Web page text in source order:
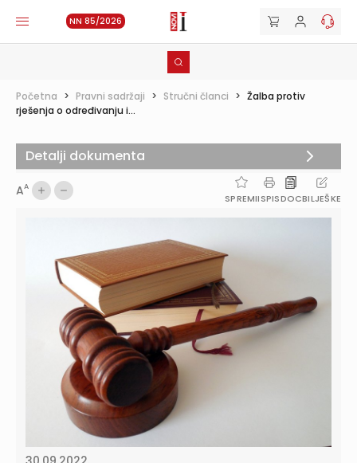
NN 85/2026
Početna > Pravni sadržaji > Stručni članci > Žalba protiv
rješenja o određivanju i...
AA
SPREMIISPISDOCBILJEŠKE
Detalji dokumenta